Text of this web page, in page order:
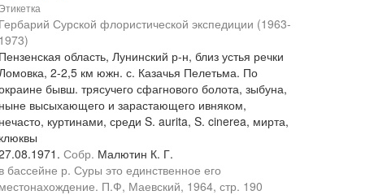
Этикетка
Гербарий Сурской флористической экспедиции (1963-
1973)
Пензенская область, Лунинский р-н, близ устья речки
2-2,5 км южн. с. Казачья Пелетьма. По
бывш. трясучего сфагнового болота, зыбуна,
ныне высыхающего и зарастающего ивняком,
нечасто, куртинами, среди S. aurita, S. cinerea, мирта,
клюквы
Собр. Малютин К. Г.
в бассейне р. Суры это единственное его
местонахождение. П.Ф, Маевский, 1964, стр. 190